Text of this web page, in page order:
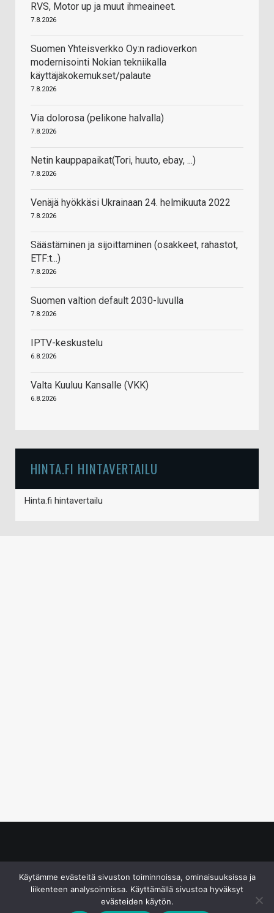
RVS, Motor up ja muut ihmeaineet.
7.8.2026
Suomen Yhteisverkko Oy:n radioverkon
modernisointi Nokian tekniikalla
käyttäjäkokemukset/palaute
7.8.2026
Via dolorosa (pelikone halvalla)
7.8.2026
Netin kauppapaikat(Tori, huuto, ebay, ...)
7.8.2026
Venäjä hyökkäsi Ukrainaan 24. helmikuuta 2022
7.8.2026
Säästäminen ja sijoittaminen (osakkeet, rahastot,
ETF:t...)
7.8.2026
Suomen valtion default 2030-luvulla
7.8.2026
IPTV-keskustelu
6.8.2026
Valta Kuuluu Kansalle (VKK)
6.8.2026
HINTA.FI HINTAVERTAILU
Hinta.fi hintavertailu
Käytämme evästeitä sivuston toiminnoissa, ominaisuuksissa ja
liikenteen analysoinnissa. Käyttämällä sivustoa hyväksyt
evästeiden käytön.